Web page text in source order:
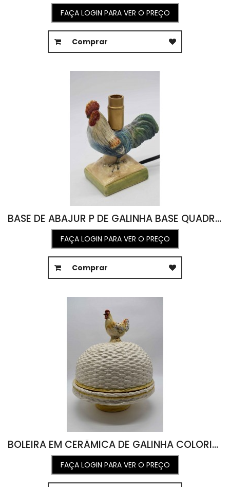
FAÇA LOGIN PARA VER O PREÇO
Comprar
BASE DE ABAJUR P DE GALINHA BASE QUADRADA (12,5A)
FAÇA LOGIN PARA VER O PREÇO
Comprar
BOLEIRA EM CERÂMICA DE GALINHA COLORIDA 31D X 35A
FAÇA LOGIN PARA VER O PREÇO